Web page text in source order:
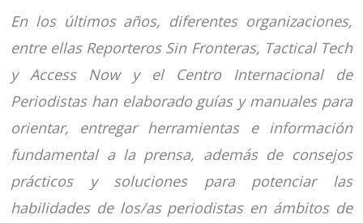
En los últimos años, diferentes organizaciones,
entre ellas Reporteros Sin Fronteras, Tactical Tech
y Access Now y el Centro Internacional de
Periodistas han elaborado guías y manuales para
orientar, entregar herramientas e información
fundamental a la prensa, además de consejos
prácticos y soluciones para potenciar las
habilidades de los/as periodistas en ámbitos de